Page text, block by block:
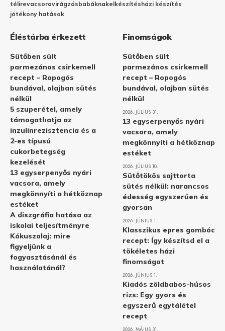
télirevacsoravirágzásbabáknakelkészítésházi készítés
jótékony hatások
Éléstárba érkezett
Sütőben sült
parmezános csirkemell
recept – Ropogós
bundával, olajban sütés
nélkül
5 szuperétel, amely
támogathatja az
inzulinrezisztencia és a
2-es típusú
cukorbetegség
kezelését
13 egyserpenyős nyári
vacsora, amely
megkönnyíti a hétköznap
estéket
A diszgráfia hatása az
iskolai teljesítményre
Kókuszolaj: mire
figyeljünk a
fogyasztásánál és
használatánál?
Finomságok
Sütőben sült
parmezános csirkemell
recept – Ropogós
bundával, olajban sütés
nélkül
2026. JÚLIUS 31.
13 egyserpenyős nyári
vacsora, amely
megkönnyíti a hétköznap
estéket
2026. JÚLIUS 10.
Sütőtökös sajttorta
sütés nélkül: narancsos
édesség egyszerűen és
gyorsan
2026. JÚNIUS 1.
Klasszikus epres gombóc
recept: Így készítsd el a
tökéletes házi
finomságot
2026. JÚNIUS 1.
Kiadós zöldbabos-húsos
rizs: Egy gyors és
egyszerű egytálétel
recept
2026. MÁJUS 31.